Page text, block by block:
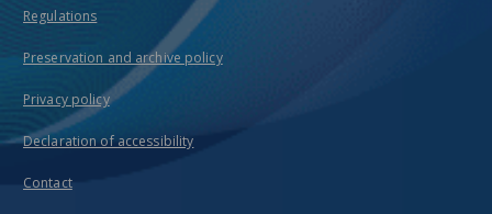
Regulations
Preservation and archive policy
Privacy policy
Declaration of accessibility
Contact